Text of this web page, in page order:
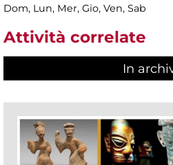
Dom, Lun, Mer, Gio, Ven, Sab
Attività correlate
In